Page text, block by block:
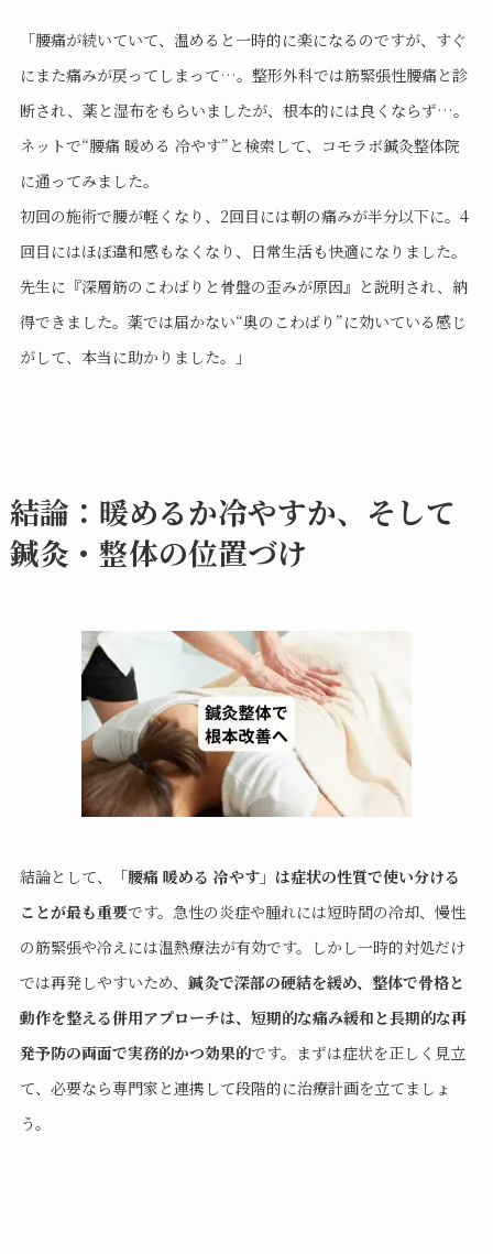
「腰痛が続いていて、温めると一時的に楽になるのですが、すぐ
にまた痛みが戻ってしまって…。整形外科では筋緊張性腰痛と診
断され、薬と湿布をもらいましたが、根本的には良くならず…。
ネットで“腰痛 暖める 冷やす”と検索して、コモラボ鍼灸整体院
に通ってみました。
初回の施術で腰が軽くなり、2回目には朝の痛みが半分以下に。4
回目にはほぼ違和感もなくなり、日常生活も快適になりました。
先生に『深層筋のこわばりと骨盤の歪みが原因』と説明され、納
得できました。薬では届かない“奥のこわばり”に効いている感じ
がして、本当に助かりました。」
結論：暖めるか冷やすか、そして
鍼灸・整体の位置づけ
結論として、
「腰痛 暖める 冷やす」は症状の性質で使い分ける
ことが最も重要です。急性の炎症や腫れには短時間の冷却、慢性
の筋緊張や冷えには温熱療法が有効です。しかし一時的対処だけ
では再発しやすいため、 鍼灸で深部の硬結を緩め、整体で骨格と
動作を整える併用アプローチは、短期的な痛み緩和と長期的な再
発予防の両面で実務的かつ効果的です。まずは症状を正しく見立
て、必要なら専門家と連携して段階的に治療計画を立てましょ
う。